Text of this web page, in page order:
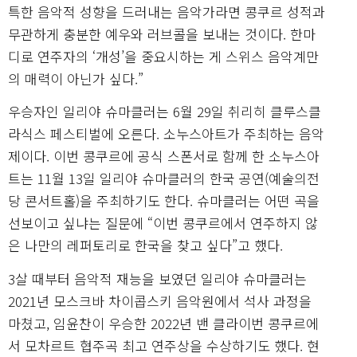
특한 음악적 성향을 드러내는 음악가라면 콩쿠르 성적과
무관하게 충분한 예우와 러브콜을 보내는 것이다. 한마
디로 연주자의 ‘개성’을 중요시하는 게 스위스 음악계만
의 매력이 아닌가 싶다.”
우승자인 일리야 슈마클러는 6월 29일 취리히 클루스클
라식스 페스티벌에 오른다. 소누스아트가 주최하는 음악
제이다. 이번 콩쿠르에 공식 스폰서로 함께 한 소누스아
트는 11월 13일 일리야 슈마클러의 한국 공연(예술의전
당 콘서트홀)을 주최하기도 한다. 슈마클러는 어떤 곡을
선보이고 싶냐는 질문에 “이번 콩쿠르에서 연주하지 않
은 나만의 레퍼토리로 한국을 찾고 싶다”고 했다.
3살 때부터 음악적 재능을 보였던 일리야 슈마클러는
2021년 모스크바 차이콥스키 음악원에서 석사 과정을
마쳤고, 임윤찬이 우승한 2022년 밴 클라이번 콩쿠르에
서 모차르트 협주곡 최고 연주상을 수상하기도 했다. 현